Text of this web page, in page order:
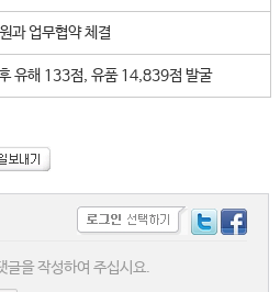
과 업무협약 체결
유해 133점, 유품 14,839점 발굴
글을 작성하여 주십시요.